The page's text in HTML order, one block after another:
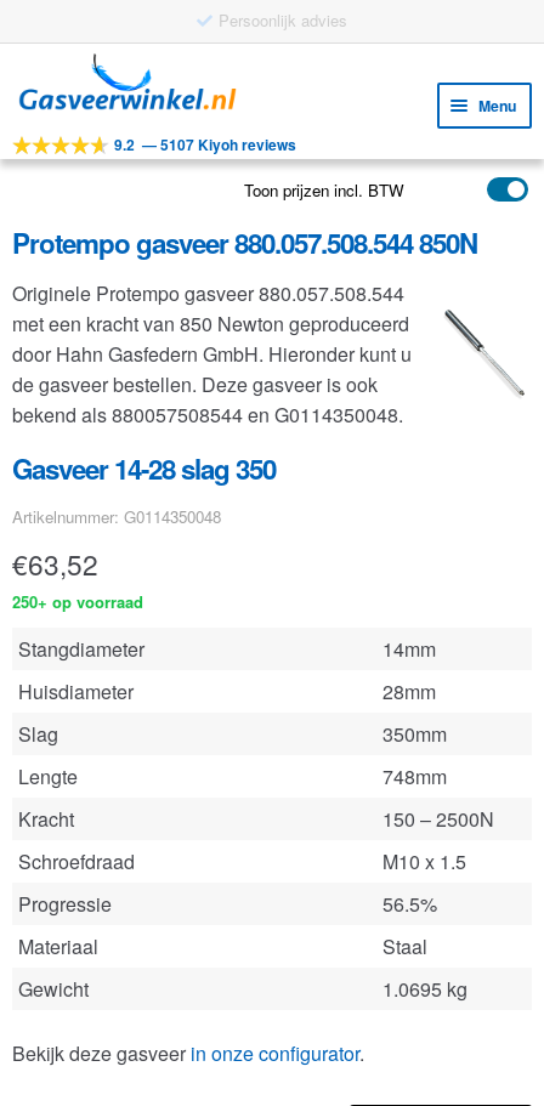
door
navigatie
naar
inhoud
Menu
Tools
Toepassingen
Klantenservice
FAQ
9.2 —5107 Kiyoh reviews
Toon prijzen incl. BTW
Protempo gasveer 880.057.508.544 850N
Originele Protempo gasveer 880.057.508.544
met een kracht van 850 Newton geproduceerd
door Hahn Gasfedern GmbH. Hieronder kunt u
de gasveer bestellen. Deze gasveer is ook
bekend als 880057508544 en G0114350048.
Gasveer 14-28 slag 350
Artikelnummer: G0114350048
€63,52
250+ op voorraad
Stangdiameter
14mm
Huisdiameter
28mm
Slag
350mm
Lengte
748mm
Kracht
150 – 2500N
Schroefdraad
M10 x 1.5
Progressie
56.5%
Materiaal
Staal
Gewicht
1.0695 kg
Bekijk deze gasveer in onze configurator.